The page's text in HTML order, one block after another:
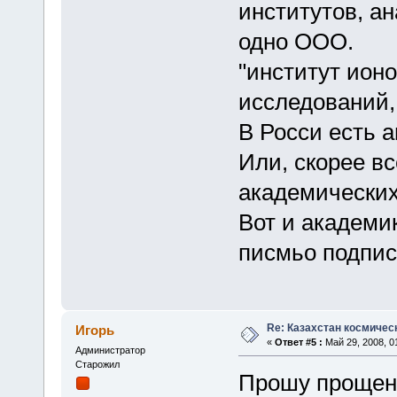
институтов,
одно ООО.
"институт
В Росси есть
Или, скорее
Вот и
писмьо
Игорь
Администратор
Старожил
Re: Казахстан
« Ответ #5 : Май 29, 2008,
Прошу